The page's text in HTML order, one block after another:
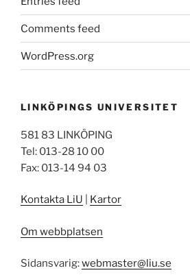
Comments feed
WordPress.org
LINKÖPINGS UNIVERSITET
581 83 LINKÖPING
Tel: 013-28 10 00
Fax: 013-14 94 03
Kontakta LiU Kartor
Om webbplatsen
Sidansvarig:webmaster@liu.se